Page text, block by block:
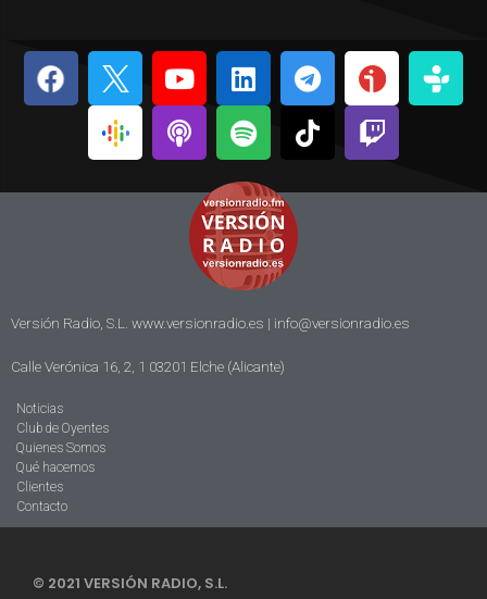
Versión Radio, S.L. www.versionradio.es | info@versionradio.es
Calle Verónica 16, 2, 1 03201 Elche (Alicante)
Noticias
Club de Oyentes
Quienes Somos
Qué hacemos
Clientes
Contacto
© 2021 VERSIÓN RADIO, S.L.